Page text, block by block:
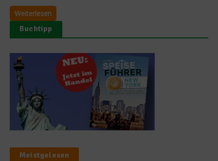
Weiterlesen
Buchtipp
Meistgelesen